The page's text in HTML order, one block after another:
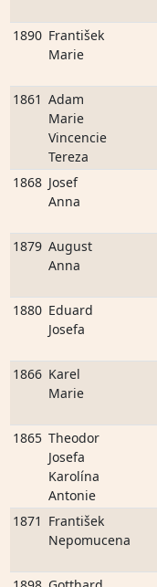
1890 František
Marie
1861 Adam
Marie
Vincencie
Tereza
1868 Josef
Anna
1879 August
Anna
1880 Eduard
Josefa
1866 Karel
Marie
1865 Theodor
Josefa
Karolína
Antonie
1871 František
Nepomucena